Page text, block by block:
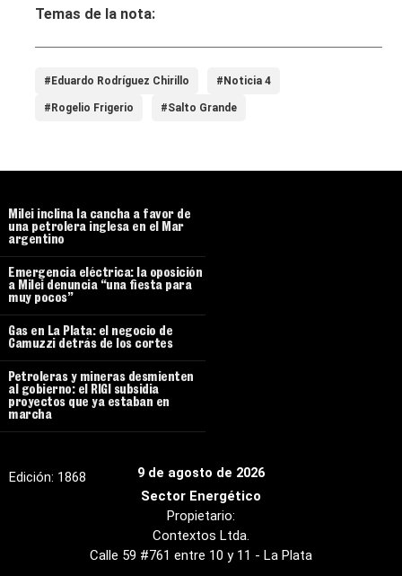
Temas de la nota:
#Eduardo Rodríguez Chirillo #Noticia 4
#Rogelio Frigerio #Salto Grande
9 de agosto de 2026
Edición: 1868
Sector Energético
Propietario:
Contextos Ltda.
Calle 59 #761 entre 10 y 11 - La Plata
Milei inclina la cancha a favor de
una petrolera inglesa en el Mar
argentino
Emergencia eléctrica: la oposición
a Milei denuncia “una fiesta para
muy pocos”
Gas en La Plata: el negocio de
Camuzzi detrás de los cortes
Petroleras y mineras desmienten
al gobierno: el RIGI subsidia
proyectos que ya estaban en
marcha